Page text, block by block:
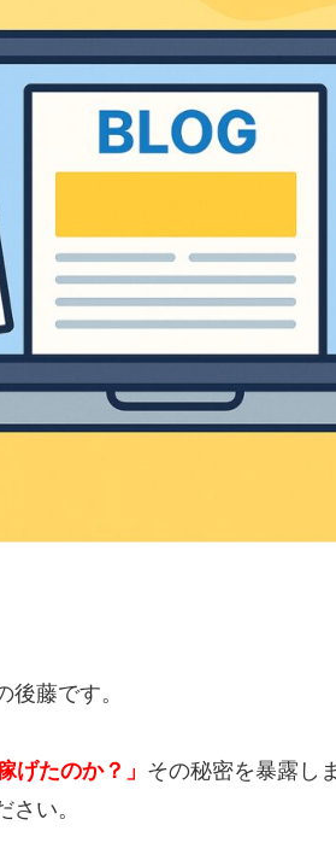
藤です。
げたのか？」 その秘密を暴露し
い。